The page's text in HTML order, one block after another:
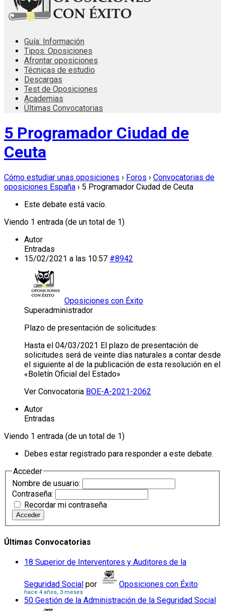
Guía: Información
Tipos: Oposiciones
Afrontar oposiciones
Técnicas de estudio
Descargas
Test de Oposiciones
Academias
Últimas Convocatorias
5 Programador Ciudad de
Ceuta
Cómo estudiar unas oposiciones › Foros › Convocatorias de
oposiciones España › 5 Programador Ciudad de Ceuta
Este debate está vacío.
Viendo 1 entrada (de un total de 1)
Autor
Entradas
15/02/2021 a las 10:57 #8942
Oposiciones con Éxito
Superadministrador
Plazo de presentación de solicitudes:
Hasta el 04/03/2021 El plazo de presentación de
solicitudes será de veinte días naturales a contar desde
el siguiente al de la publicación de esta resolución en el
«Boletín Oficial del Estado»
Ver Convocatoria BOE-A-2021-2062
Autor
Entradas
Viendo 1 entrada (de un total de 1)
Debes estar registrado para responder a este debate.
Acceder
Nombre de usuario:
Contraseña:
Recordar mi contraseña
Acceder
Últimas Convocatorias
18 Superior de Interventores y Auditores de la
Seguridad Social por Oposiciones con Éxito
hace 4 años, 3 meses
50 Gestión de la Administración de la Seguridad Social